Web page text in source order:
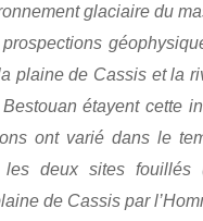
glaciaire du
plaine de Cassis et la
étayent cette
ont varié dans le
deux sites fouillés
de Cassis par